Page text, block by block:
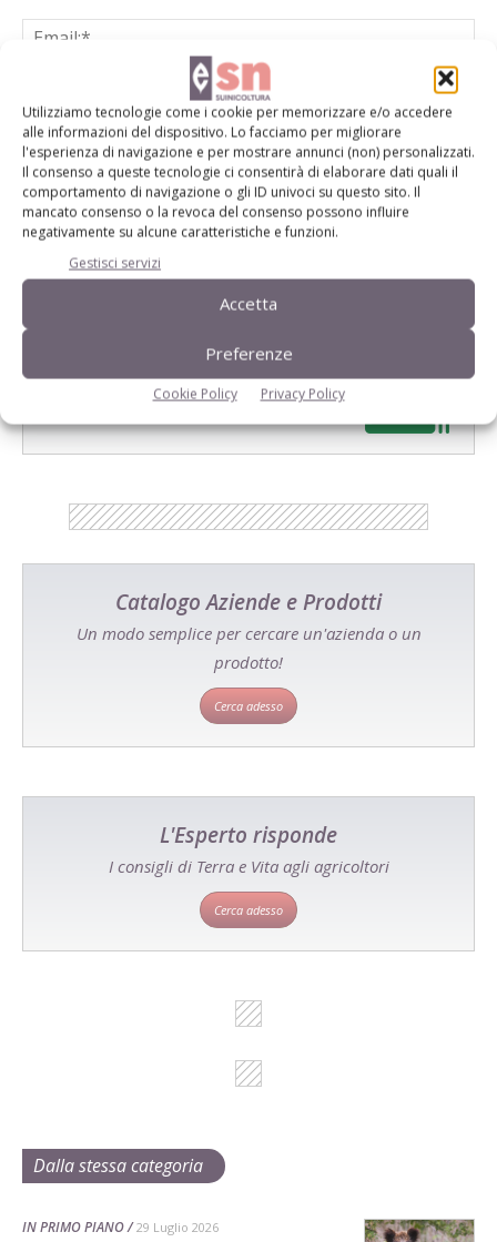
Utilizziamo tecnologie come i cookie per memorizzare e/o accedere
alle informazioni del dispositivo. Lo facciamo per migliorare
l'esperienza di navigazione e per mostrare annunci (non) personalizzati.
Il consenso a queste tecnologie ci consentirà di elaborare dati quali il
comportamento di navigazione o gli ID univoci su questo sito. Il
mancato consenso o la revoca del consenso possono influire
negativamente su alcune caratteristiche e funzioni.
Gestisci servizi
Accetta
Preferenze
Cookie Policy Privacy Policy
Salva il mio nome, email e sito web in questo browser per la
prossima volta che commento.
Tecniche, prodotti e servizi dalle aziende
Catalogo Aziende e Prodotti
Un modo semplice per cercare un'azienda o un
prodotto!
Cerca adesso
L'Esperto risponde
I consigli di Terra e Vita agli agricoltori
Cerca adesso
Dalla stessa categoria
IN PRIMO PIANO 29 Luglio 2026